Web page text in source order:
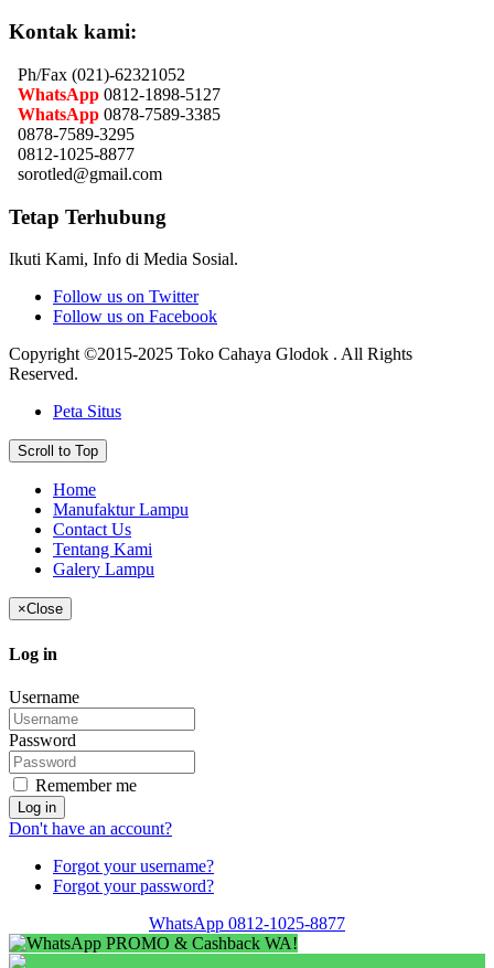
Kontak kami:
Ph/Fax (021)-62321052
WhatsApp 0812-1898-5127
WhatsApp 0878-7589-3385
0878-7589-3295
0812-1025-8877
sorotled@gmail.com
Tetap Terhubung
Ikuti Kami, Info di Media Sosial.
Follow us on Twitter
Follow us on Facebook
Copyright ©2015-2025 Toko Cahaya Glodok . All Rights
Reserved.
Peta Situs
Scroll to Top
Home
Manufaktur Lampu
Contact Us
Tentang Kami
Galery Lampu
×Close
Log in
Username
Password
Remember me
Log in
Don't have an account?
Forgot your username?
Forgot your password?
WhatsApp 0812-1025-8877
PROMO & Cashback WA!